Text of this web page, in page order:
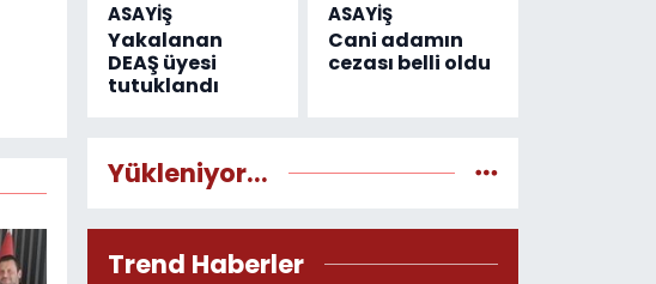
ASAYİŞ
Yakalanan
DEAŞ üyesi
tutuklandı
ASAYİŞ
Cani adamın
cezası belli oldu
Yükleniyor...
Trend Haberler